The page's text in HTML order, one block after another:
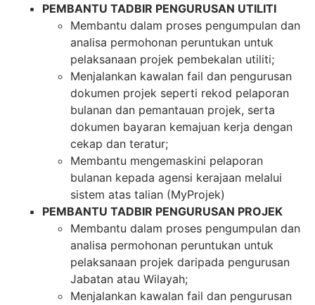
PEMBANTU TADBIR PENGURUSAN UTILITI
Membantu dalam proses pengumpulan dan
analisa permohonan peruntukan untuk
pelaksanaan projek pembekalan utiliti;
Menjalankan kawalan fail dan pengurusan
dokumen projek seperti rekod pelaporan
bulanan dan pemantauan projek, serta
dokumen bayaran kemajuan kerja dengan
cekap dan teratur;
Membantu mengemaskini pelaporan
bulanan kepada agensi kerajaan melalui
sistem atas talian (MyProjek)
PEMBANTU TADBIR PENGURUSAN PROJEK
Membantu dalam proses pengumpulan dan
analisa permohonan peruntukan untuk
pelaksanaan projek daripada pengurusan
Jabatan atau Wilayah;
Menjalankan kawalan fail dan pengurusan